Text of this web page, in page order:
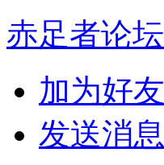
赤足者论坛
加为好友
发送消息